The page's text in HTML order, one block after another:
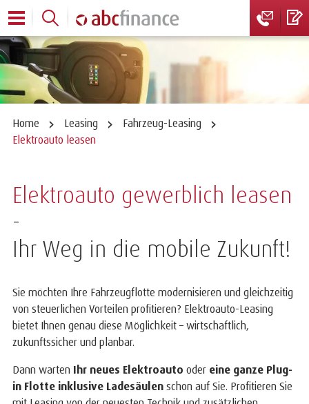
Home Leasing
Fahrzeug-Leasing
Elektroauto leasen
Elektroauto gewerblich leasen
-
Ihr Weg in die mobile Zukunft!
Sie möchten Ihre Fahrzeugflotte modernisieren und gleichzeitig
von steuerlichen Vorteilen profitieren? Elektroauto-Leasing
bietet Ihnen genau diese Möglichkeit – wirtschaftlich,
zukunftssicher und planbar.
Dann warten Ihr neues Elektroauto oder eine ganze Plug-
in Flotte inklusive Ladesäulen schon auf Sie. Profitieren Sie